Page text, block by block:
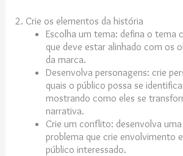
2. Crie os elementos da história
Escolha um tema: defina o tema
que deve estar alinhado com os
da marca.
Desenvolva personagens: crie
quais o público possa se
mostrando como eles se
narrativa.
Crie um conflito: desenvolva
problema que crie envolvimento
público interessado.